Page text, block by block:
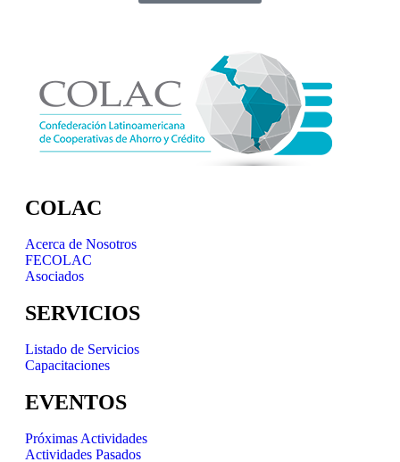
COLAC
Acerca de Nosotros
FECOLAC
Asociados
SERVICIOS
Listado de Servicios
Capacitaciones
EVENTOS
Próximas Actividades
Actividades Pasados